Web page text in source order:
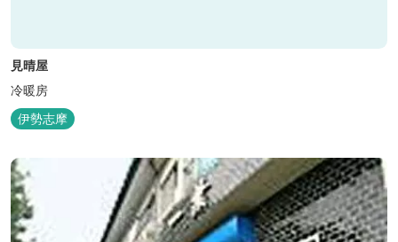
見晴屋
冷暖房
伊勢志摩